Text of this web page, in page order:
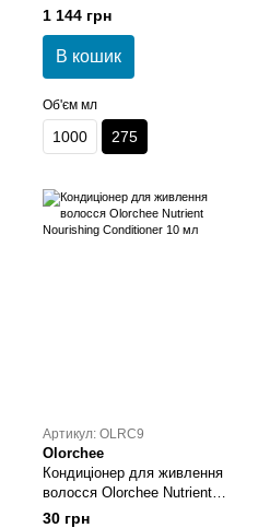
жовтизни 275 мл
1 144 грн
В кошик
Об'єм мл
1000 275
Артикул: OLRC9
Olorchee
Кондиціонер для живлення
волосся Olorchee Nutrient
Nourishing Conditioner 10 мл
30 грн